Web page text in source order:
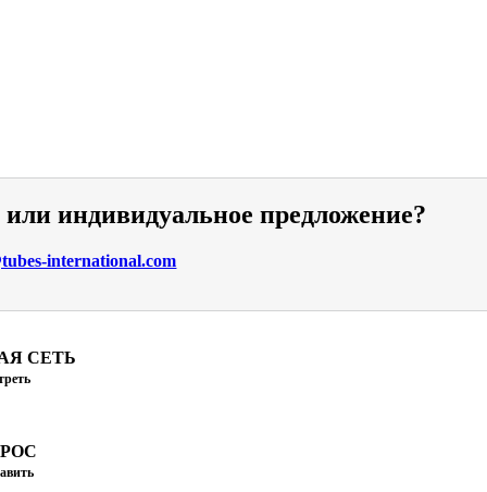
индивидуальное предложение?
international.com
СЕТЬ